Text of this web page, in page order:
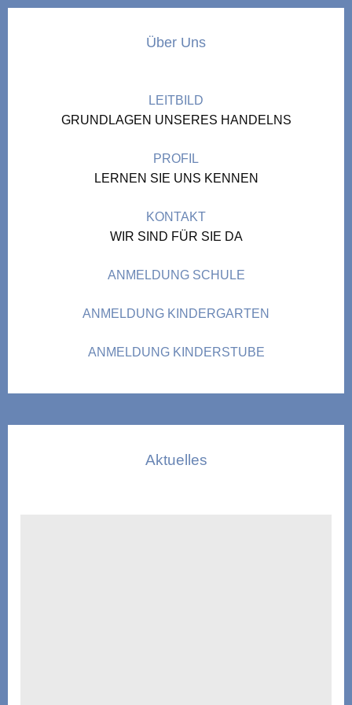
Über Uns
LEITBILD
GRUNDLAGEN UNSERES HANDELNS
PROFIL
LERNEN SIE UNS KENNEN
KONTAKT
WIR SIND FÜR SIE DA
ANMELDUNG SCHULE
ANMELDUNG KINDERGARTEN
ANMELDUNG KINDERSTUBE
Aktuelles